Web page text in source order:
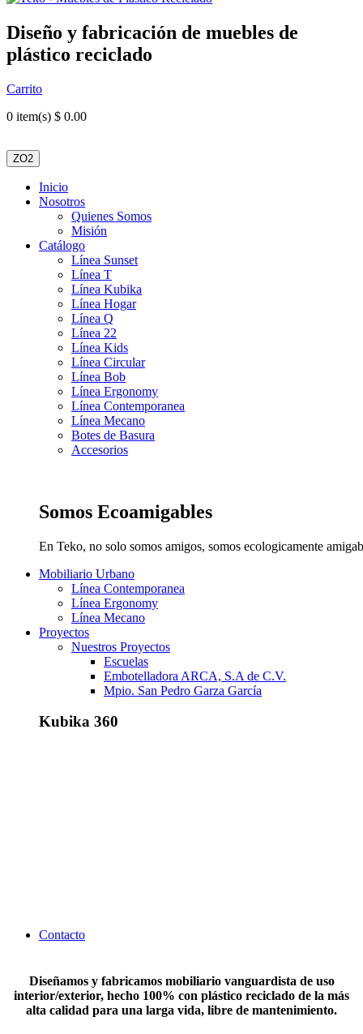
Diseño y fabricación de muebles de
plástico reciclado
Carrito
0 item(s) $ 0.00
ZO2
Inicio
Nosotros
Quienes Somos
Misión
Catálogo
Línea Sunset
Línea T
Línea Kubika
Línea Hogar
Línea Q
Línea 22
Línea Kids
Línea Circular
Línea Bob
Línea Ergonomy
Línea Contemporanea
Línea Mecano
Botes de Basura
Accesorios
Somos Ecoamigables
En Teko, no solo somos amigos, somos ecologicamente
Mobiliario Urbano
Línea Contemporanea
Línea Ergonomy
Línea Mecano
Proyectos
Nuestros Proyectos
Escuelas
Embotelladora ARCA, S.A de C.V.
Mpio. San Pedro Garza García
Kubika 360
Contacto
Diseñamos y fabricamos mobiliario vanguardista de uso
interior/exterior, hecho 100% con plástico reciclado de la más
alta calidad para una larga vida, libre de mantenimiento.